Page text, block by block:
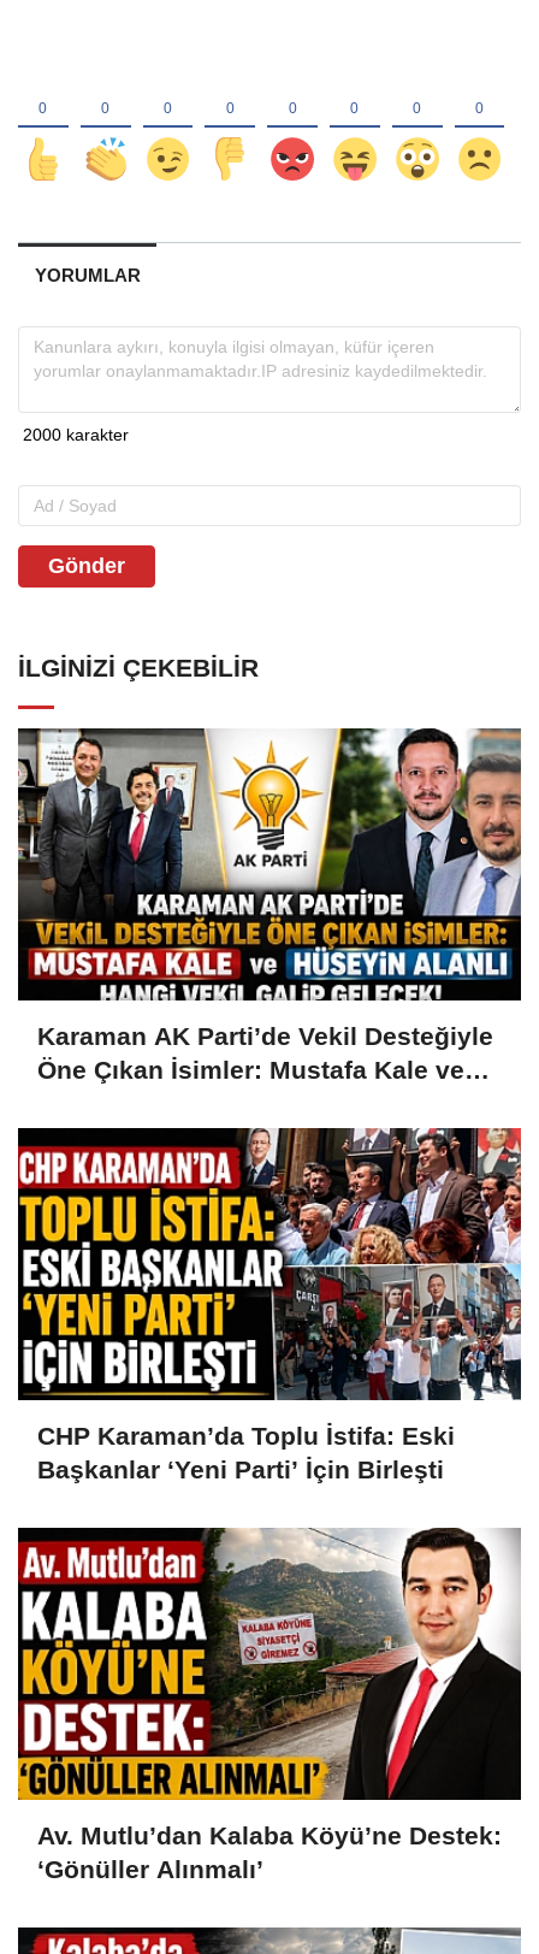
YORUMLAR
Gönder
İLGINIZI ÇEKEBILIR
Karaman AK Parti’de Vekil Desteğiyle
Öne Çıkan İsimler: Mustafa Kale ve
CHP Karaman’da Toplu İstifa: Eski
Başkanlar ‘Yeni Parti’ İçin Birleşti
Av. Mutlu’dan Kalaba Köyü’ne Destek:
‘Gönüller Alınmalı’